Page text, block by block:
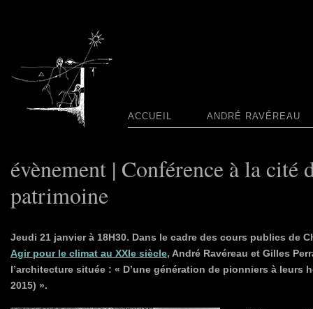
ACCUEIL ANDRÉ RAVÉREAU
évènement | Conférence à la cité
patrimoine
Jeudi 21 janvier à 18H30. Dans le cadre des cours publics de
Agir pour le climat au XXIe siècle, André Ravéreau et Gilles
l’architecture située : « D’une génération de pionniers à leurs
2015) ».